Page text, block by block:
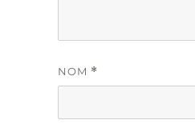
NOM *